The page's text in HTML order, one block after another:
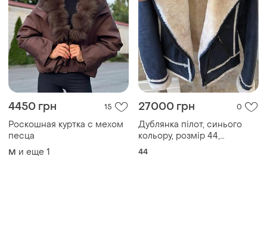
4450 грн 15
Роскошная куртка с мехом
песца
M и еще 1
27000 грн 0
Дублянка пілот, синього
кольору, розмір 44,
натуральна шкіра та
44